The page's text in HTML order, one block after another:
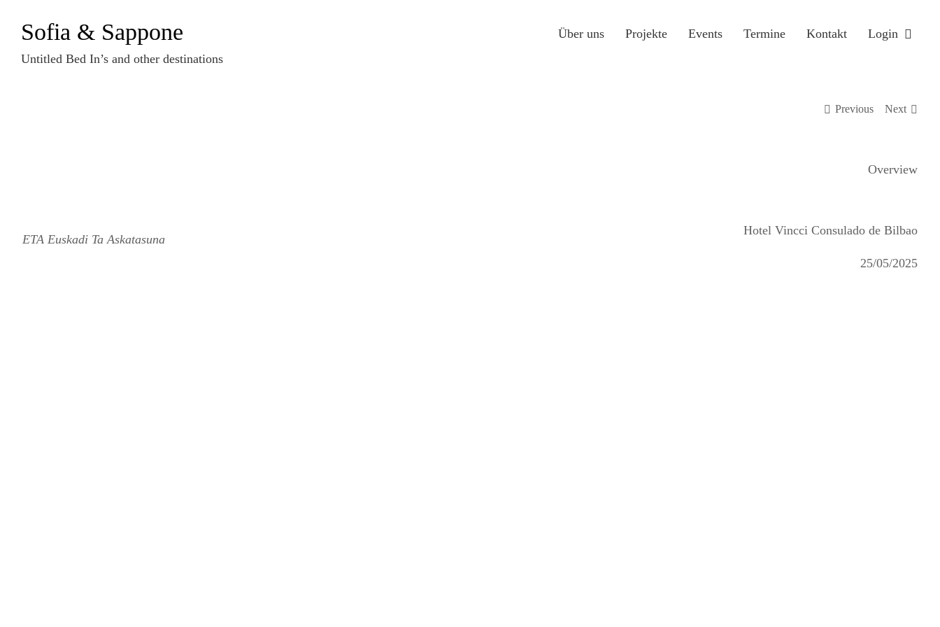
InhaltSofia & Sappone
Untitled Bed In’s and other destinations
Über uns Projekte Events Termine Kontakt Login
Previous Next
Overview
ETA Euskadi Ta Askatasuna
Hotel Vincci Consulado de Bilbao
25/05/2025